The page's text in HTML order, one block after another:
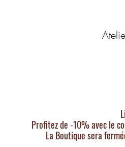
Profitez de -10% avec le
La Boutique sera